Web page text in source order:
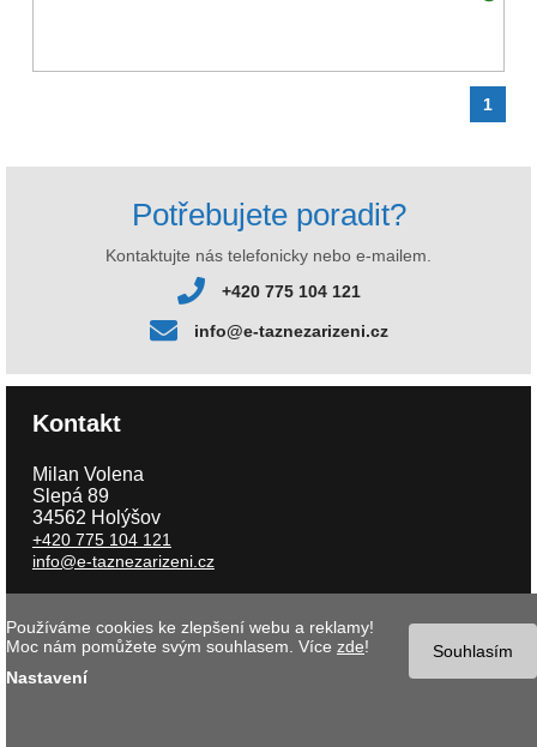
1
Potřebujete poradit?
Kontaktujte nás telefonicky nebo e-mailem.
+420 775 104 121
info@e-taznezarizeni.cz
Kontakt
Milan Volena
Slepá 89
34562 Holýšov
+420 775 104 121
info@e-taznezarizeni.cz
Copyright © 2026 e-taznezarizeni.cz | Aktualizace 06.08.2026 |
internetového obchodu- MK software |Nastavení cookies Souhlasím
Používáme cookies ke zlepšení webu a reklamy!
Moc nám pomůžete svým souhlasem. Více zde!
Nastavení